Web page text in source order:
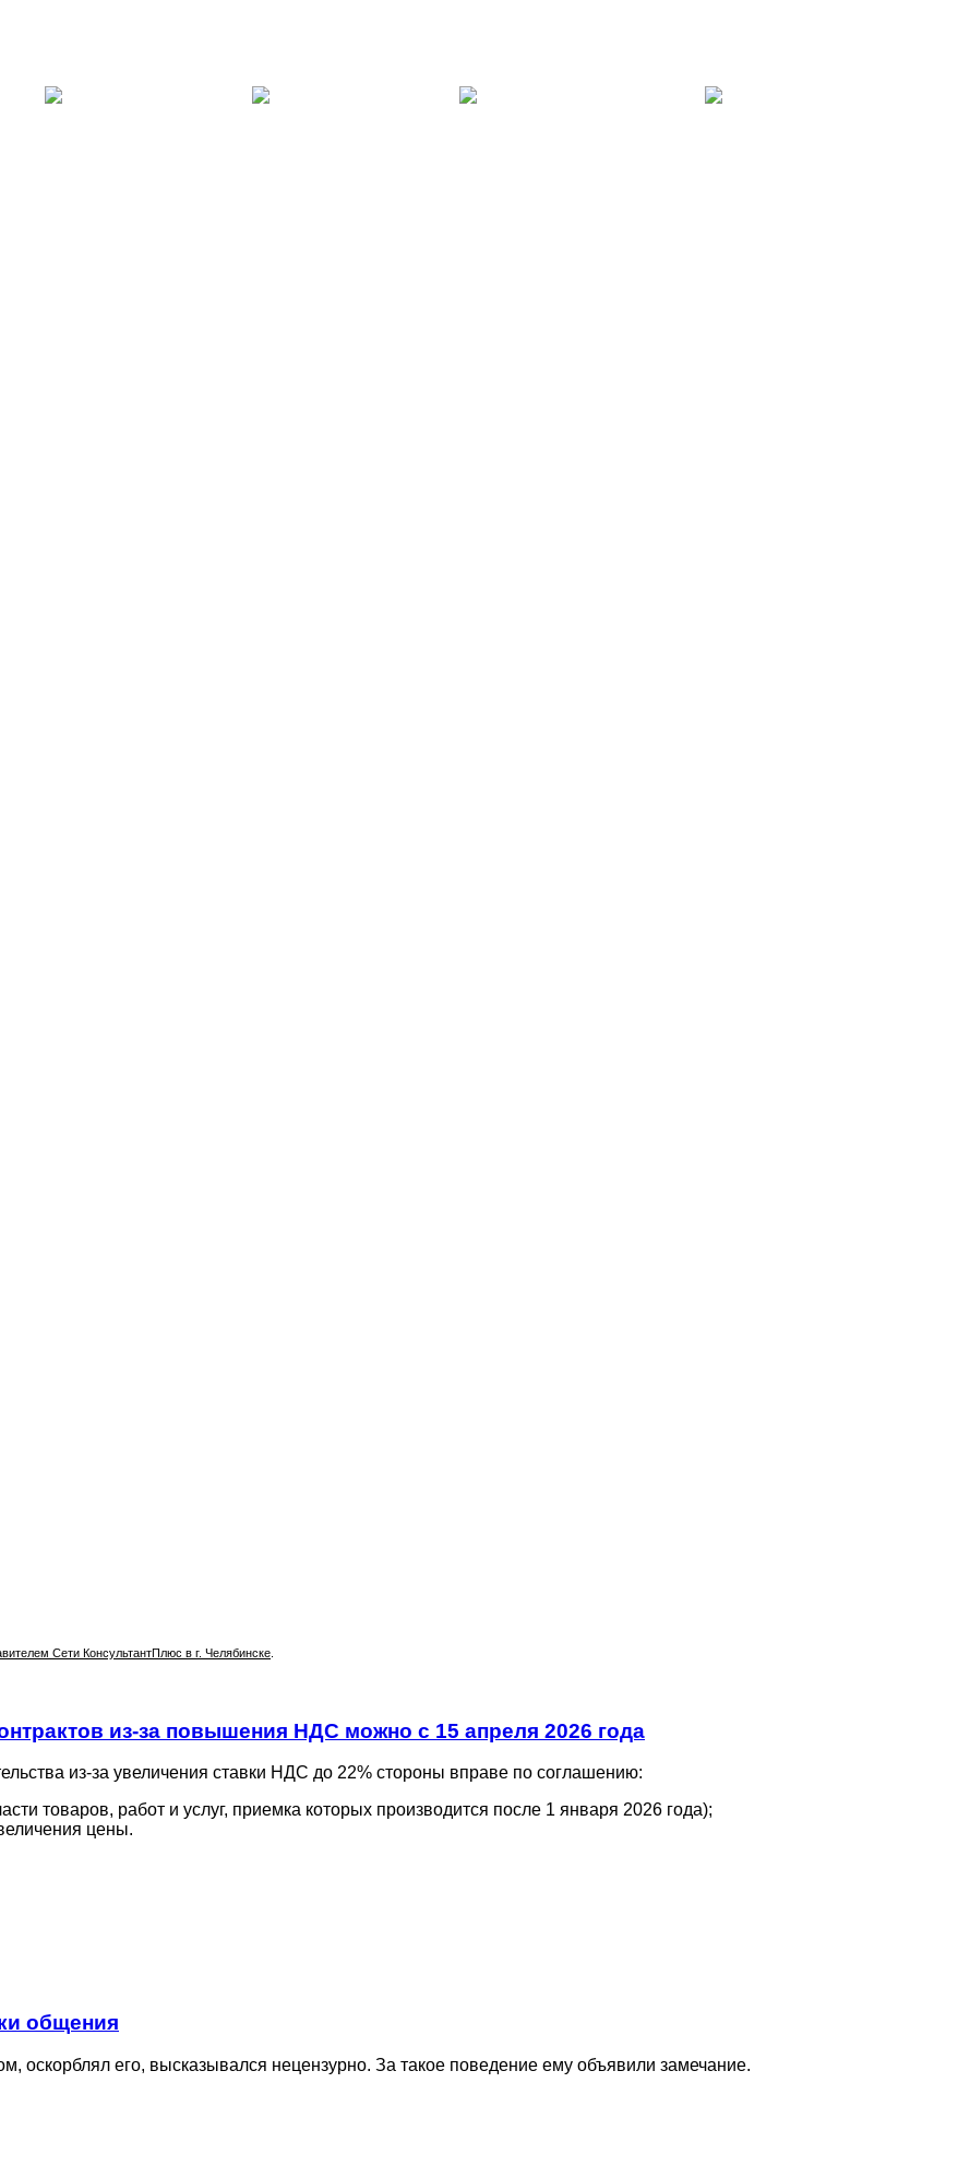
Сети КонсультантПлюс в г. Челябинске
из-за повышения НДС можно с 15 апреля 2026 года
из-за увеличения ставки НДС до 22% стороны вправе по соглашению:
товаров, работ и услуг, приемка которых производится после 1 января 2026 года);
цены.
общения
оскорблял его, высказывался нецензурно. За такое поведение ему объявили замечание.